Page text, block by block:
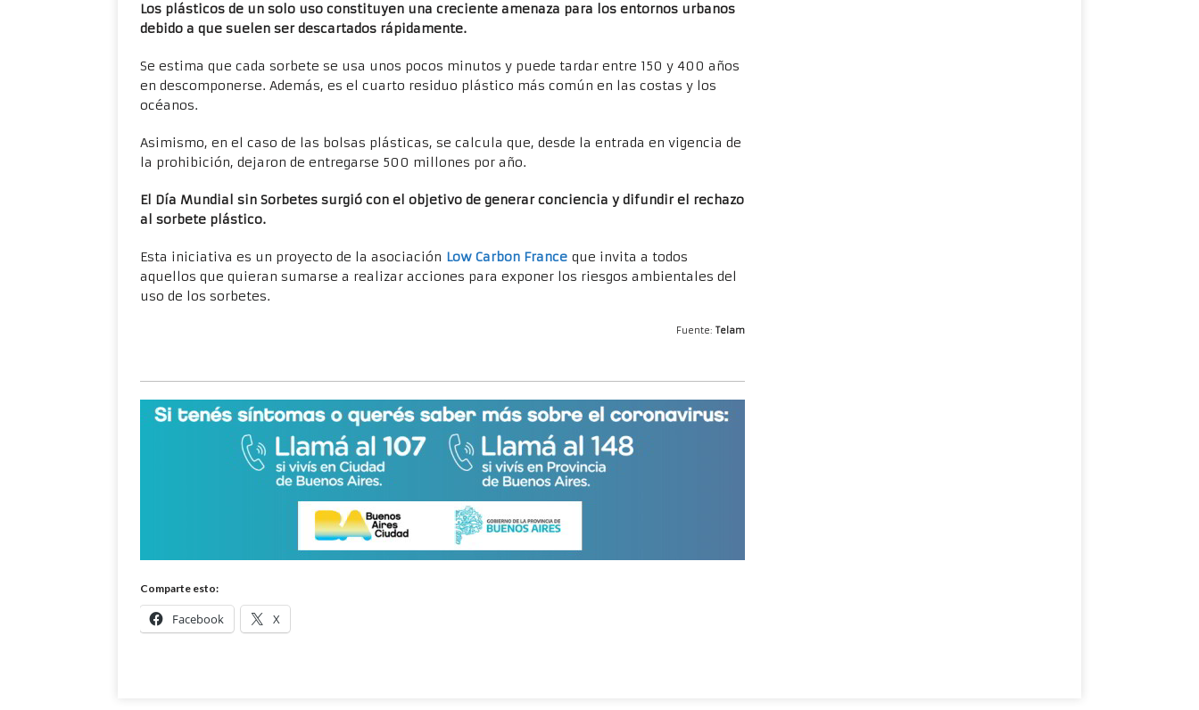
Los plásticos de un solo uso constituyen una creciente amenaza para los entornos urbanos
debido a que suelen ser descartados rápidamente.
Se estima que cada sorbete se usa unos pocos minutos y puede tardar entre 150 y 400 años
en descomponerse. Además, es el cuarto residuo plástico más común en las costas y los
océanos.
Asimismo, en el caso de las bolsas plásticas, se calcula que, desde la entrada en vigencia de
la prohibición, dejaron de entregarse 500 millones por año.
El Día Mundial sin Sorbetes surgió con el objetivo de generar conciencia y difundir el rechazo
al sorbete plástico.
Esta iniciativa es un proyecto de la asociación Low Carbon France que invita a todos
aquellos que quieran sumarse a realizar acciones para exponer los riesgos ambientales del
uso de los sorbetes.
Fuente:Telam
Comparte esto:
Facebook X